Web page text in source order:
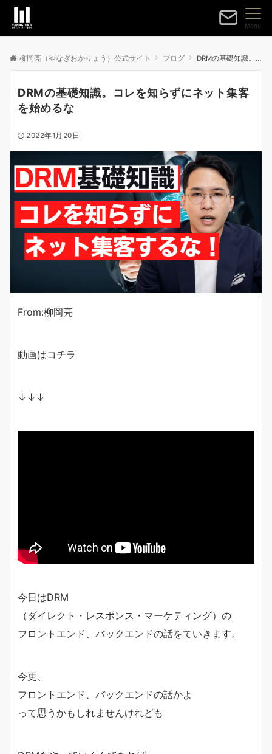
Menu
柳岡亮（やなぎおかりょう）公式サイト ブログ DRMの基礎知識。コレを知らずにネット集客を始めるな
DRMの基礎知識。コレを知らずにネット集客
を始めるな
2022年1月20日
From:柳岡亮
動画はコチラ
↓↓↓
今日はDRM
（ダイレクト・レスポンス・マーケティング）の
フロントエンド、バックエンドの話をていきます。
今更、
フロントエンド、バックエンドの話かよ
って思うかもしれませんけれども